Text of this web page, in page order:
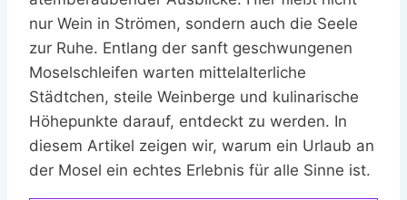
nur Wein in Strömen, sondern auch die Seele
zur Ruhe. Entlang der sanft geschwungenen
Moselschleifen warten mittelalterliche
Städtchen, steile Weinberge und kulinarische
Höhepunkte darauf, entdeckt zu werden. In
diesem Artikel zeigen wir, warum ein Urlaub an
der Mosel ein echtes Erlebnis für alle Sinne ist.